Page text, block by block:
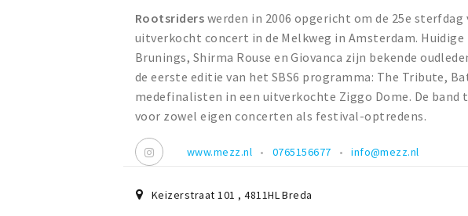
Rootsriders werden in 2006 opgericht om de 25e
uitverkocht concert in de Melkweg in Amsterdam.
Brunings, Shirma Rouse en Giovanca zijn bekende
de eerste editie van het SBS6 programma: The Tribute,
medefinalisten in een uitverkochte Ziggo Dome. De
voor zowel eigen concerten als festival-optredens.
www.mezz.nl 0765156677 info@mezz.nl
Keizerstraat 101 ,4811HLBreda